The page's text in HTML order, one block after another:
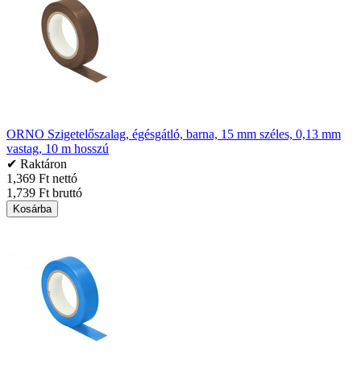
ORNO Szigetelőszalag, égésgátló, barna, 15 mm széles, 0,13 mm
vastag, 10 m hosszú
✔ Raktáron
1,369 Ft nettó
1,739 Ft bruttó
Kosárba